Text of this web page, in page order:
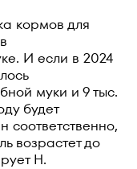
кормов для
И если в 2024
муки и 9 тыс.
будет
соответственно,
возрастет до
Н.